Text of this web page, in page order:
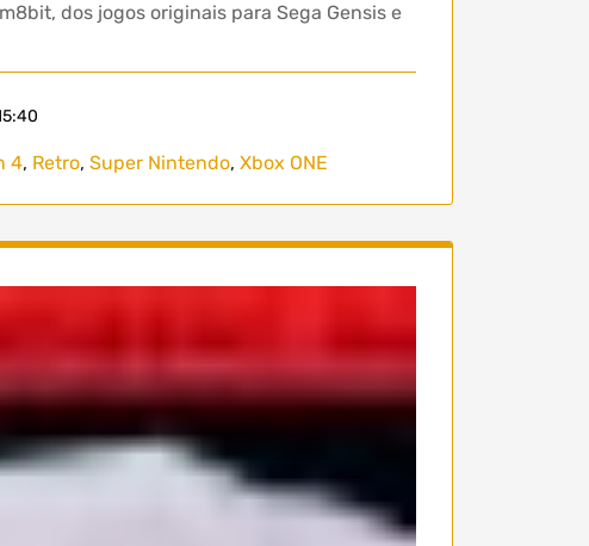
dos jogos originais para Sega Gensis e
4, Retro, Super Nintendo, Xbox ONE